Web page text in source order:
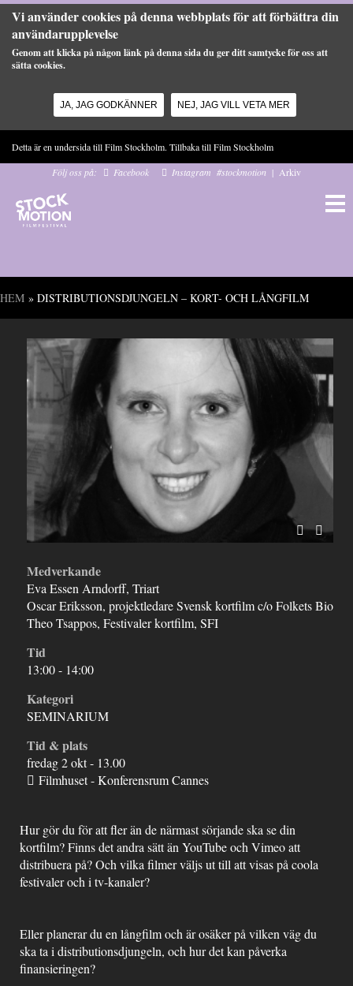
Vi använder cookies på denna webbplats för att förbättra din
användarupplevelse
Genom att klicka på någon länk på denna sida du ger ditt samtycke för oss att
sätta cookies.
JA, JAG GODKÄNNER NEJ, JAG VILL VETA MER
Detta är en undersida till Film Stockholm. Tillbaka tillFilm Stockholm
Följ oss på:
Facebook Instagram #stockmotion | Arkiv
Du är här
HEM » DISTRIBUTIONSDJUNGELN – KORT- OCH LÅNGFILM
Medverkande
Eva Essen Arndorff, Triart
Oscar Eriksson, projektledare Svensk kortfilm c/o Folkets Bio
Theo Tsappos, Festivaler kortfilm, SFI
Tid
13:00 - 14:00
Kategori
SEMINARIUM
Tid & plats
fredag 2 okt - 13.00
Filmhuset - Konferensrum Cannes
Hur gör du för att fler än de närmast sörjande ska se din
kortfilm? Finns det andra sätt än YouTube och Vimeo att
distribuera på? Och vilka filmer väljs ut till att visas på coola
festivaler och i tv-kanaler?
Eller planerar du en långfilm och är osäker på vilken väg du
ska ta i distributionsdjungeln, och hur det kan påverka
finansieringen?